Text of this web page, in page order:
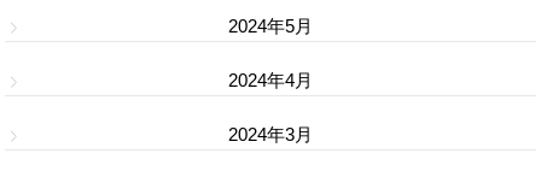
2024年5月
2024年4月
2024年3月